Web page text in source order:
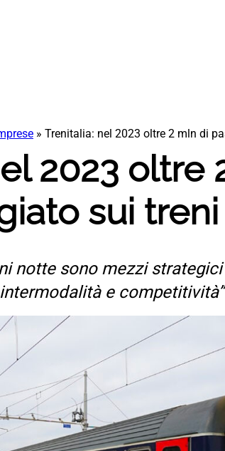
» Trenitalia: nel 2023 oltre 2 mln di
2023
sui
notte sono mezzi
e competitività”